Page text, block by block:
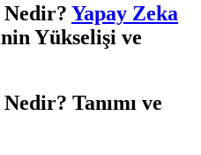
Yapay Zeka
Yükselişi ve
Tanımı ve